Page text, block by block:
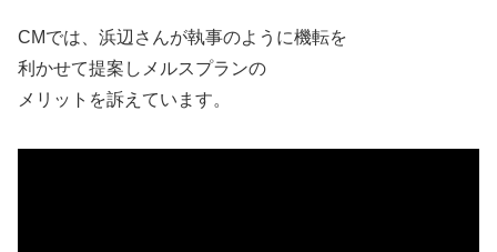
CMでは、浜辺さんが執事のように機転を
利かせて提案しメルスプランの
メリットを訴えています。